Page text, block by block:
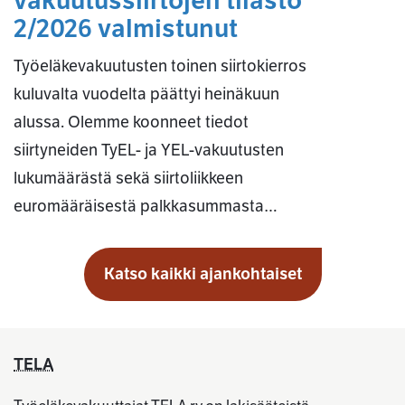
2/2026 valmistunut
Työeläkevakuutusten toinen siirtokierros
kuluvalta vuodelta päättyi heinäkuun
alussa. Olemme koonneet tiedot
siirtyneiden TyEL- ja YEL-vakuutusten
lukumäärästä sekä siirtoliikkeen
euromääräisestä palkkasummasta…
Katso kaikki ajankohtaiset
TELA